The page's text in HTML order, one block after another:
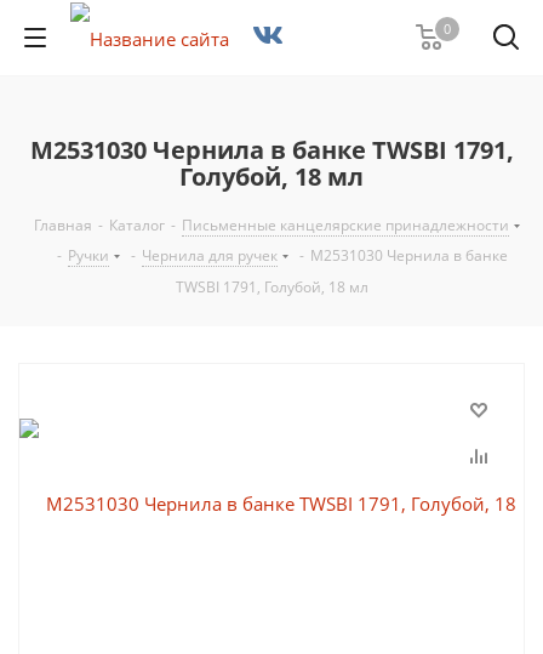
0
M2531030 Чернила в банке TWSBI 1791,
Голубой, 18 мл
Главная - Каталог - Письменные канцелярские принадлежности
- Ручки - Чернила для ручек - M2531030 Чернила в банке
TWSBI 1791, Голубой, 18 мл